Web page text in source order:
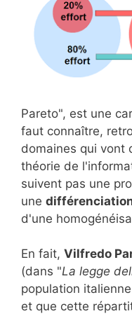
Pareto", est une
faut connaître,
domaines qui vont
théorie de
suivent pas une
une
d'une
En fait, Vilfredo
(dans "La legge
population
et que cette